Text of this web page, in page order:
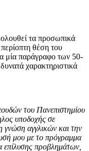
τα προσωπικά
θέση του
μία παράγραφο των 50-
χαρακτηριστικά
του Πανεπιστημίου
υποδοχής σε
γνώση αγγλικών και την
μου με το πρόγραμμα
επίλυσης προβλημάτων,